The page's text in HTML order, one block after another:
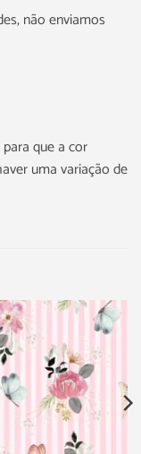
não enviamos
que a cor
uma variação de